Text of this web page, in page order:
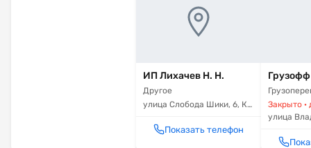
ИП Лихачев Н. Н.
Другое
улица Слобода Шики, 6, Кировская область, город Киров
Показать телефон
Грузофф
Закрыто ·